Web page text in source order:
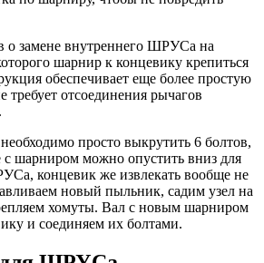
о замене внутреннего ШРУСа на
шарнир к концевику крепиться
обеспечивает еще более простую
требует отсоединения рычагов
просто выкрутить 6 болтов,
с шарниром можно опустить вниз для
концевик же извлекать вообще не
новый пыльник, садим узел на
хомуты. Вал с новым шарниром
и соединяем их болтами.